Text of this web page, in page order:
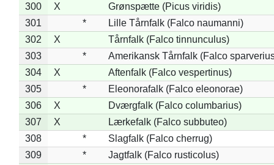
300
X
Grønspætte (Picus viridis)
301
*
Lille Tårnfalk (Falco naumanni)
302
X
Tårnfalk (Falco tinnunculus)
303
*
Amerikansk Tårnfalk (Falco
304
X
Aftenfalk (Falco vespertinus)
305
*
Eleonorafalk (Falco eleonorae)
306
X
Dværgfalk (Falco columbarius)
307
X
Lærkefalk (Falco subbuteo)
308
*
Slagfalk (Falco cherrug)
309
*
Jagtfalk (Falco rusticolus)